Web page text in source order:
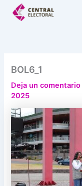
BOL6_1
Deja un comentario
2025